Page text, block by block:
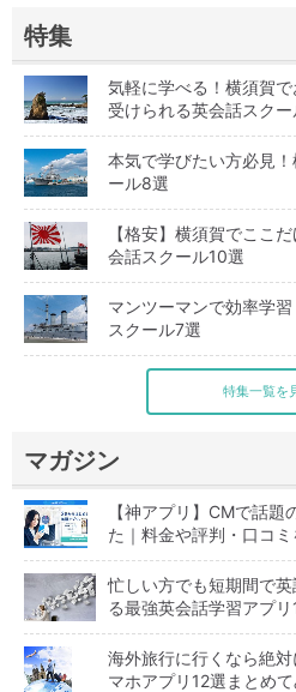
特集
気軽に学べる！横須賀
受けられる英会話スク
本気で学びたい方必見
ール8選
【格安】横須賀でここ
会話スクール10選
マンツーマンで効率学
スクール7選
特集一覧を
マガジン
【神アプリ】CMで話
た｜料金や評判・口コ
忙しい方でも短期間で
る最強英会話学習アプリ
海外旅行に行くなら絶
マホアプリ12選まとめて